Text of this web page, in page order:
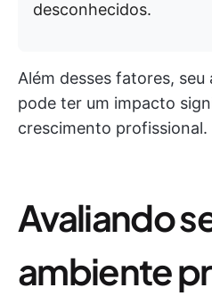
desconhecidos.
Além desses fatores,
pode ter um impacto
crescimento profissional.
Avaliando
ambiente